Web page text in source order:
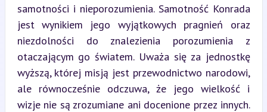
samotności i nieporozumienia. Samotność Konrada
jest wynikiem jego wyjątkowych pragnień oraz
niezdolności do znalezienia porozumienia z
otaczającym go światem. Uważa się za jednostkę
wyższą, której misją jest przewodnictwo narodowi,
ale równocześnie odczuwa, że jego wielkość i
wizje nie są zrozumiane ani docenione przez innych.